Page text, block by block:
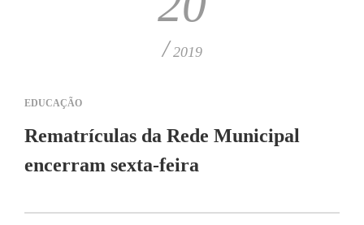
/ 2019
EDUCAÇÃO
Rematrículas da Rede Municipal
encerram sexta-feira